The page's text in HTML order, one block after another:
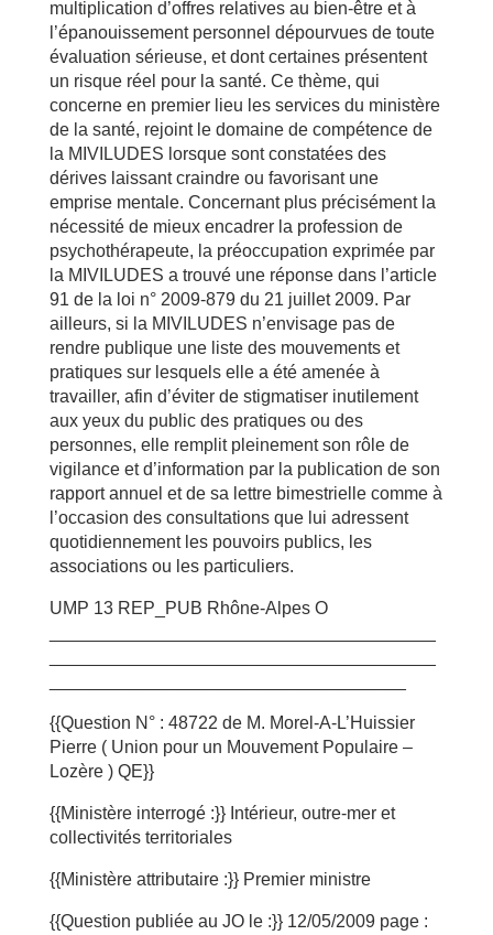
multiplication d’offres relatives au bien-être et à
l’épanouissement personnel dépourvues de toute
évaluation sérieuse, et dont certaines présentent
un risque réel pour la santé. Ce thème, qui
concerne en premier lieu les services du ministère
de la santé, rejoint le domaine de compétence de
la MIVILUDES lorsque sont constatées des
dérives laissant craindre ou favorisant une
emprise mentale. Concernant plus précisément la
nécessité de mieux encadrer la profession de
psychothérapeute, la préoccupation exprimée par
la MIVILUDES a trouvé une réponse dans l’article
91 de la loi n° 2009-879 du 21 juillet 2009. Par
ailleurs, si la MIVILUDES n’envisage pas de
rendre publique une liste des mouvements et
pratiques sur lesquels elle a été amenée à
travailler, afin d’éviter de stigmatiser inutilement
aux yeux du public des pratiques ou des
personnes, elle remplit pleinement son rôle de
vigilance et d’information par la publication de son
rapport annuel et de sa lettre bimestrielle comme à
l’occasion des consultations que lui adressent
quotidiennement les pouvoirs publics, les
associations ou les particuliers.
UMP 13 REP_PUB Rhône-Alpes O
{{Question N° : 48722 de M. Morel-A-L’Huissier
Pierre ( Union pour un Mouvement Populaire –
Lozère ) QE}}
{{Ministère interrogé :}} Intérieur, outre-mer et
collectivités territoriales
{{Ministère attributaire :}} Premier ministre
{{Question publiée au JO le :}} 12/05/2009 page :